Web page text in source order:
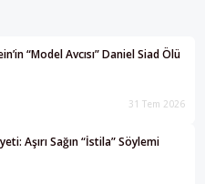
“Model Avcısı” Daniel Siad Ölü
31 Tem 2026
Aşırı Sağın “İstila” Söylemi